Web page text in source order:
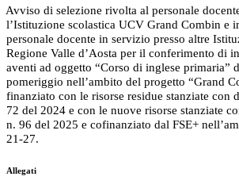
Avviso di selezione rivolta al personale
l’Istituzione scolastica UCV Grand Combin e
personale docente in servizio presso altre
Regione Valle d’Aosta per il conferimento di
aventi ad oggetto “Corso di inglese primaria”
pomeriggio nell’ambito del progetto “Grand
finanziato con le risorse residue stanziate con
72 del 2024 e con le nuove risorse stanziate
n. 96 del 2025 e cofinanziato dal FSE+
21-27.
Allegati